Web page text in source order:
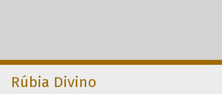
Rúbia Divino